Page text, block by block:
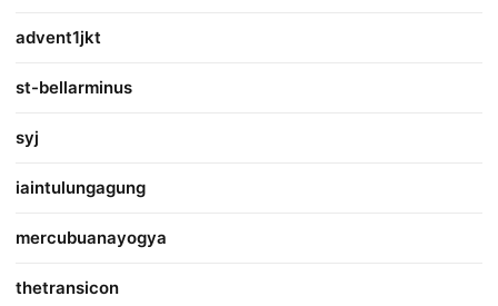
advent1jkt
st-bellarminus
syj
iaintulungagung
mercubuanayogya
thetransicon